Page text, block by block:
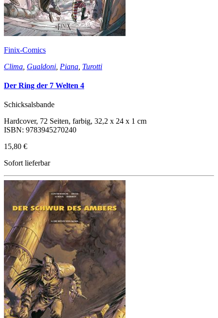
Finix-Comics
Clima Gualdoni Piana Turotti
Der Ring der 7 Welten 4
Schicksalsbande
Hardcover, 72 Seiten, farbig, 32,2 x 24 x 1 cm
ISBN: 9783945270240
15,80 €
Sofort lieferbar